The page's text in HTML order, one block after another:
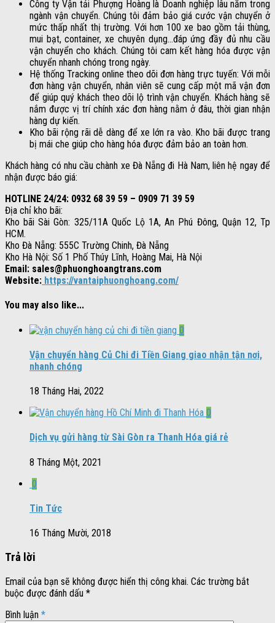
Công ty Vận tải Phượng Hoàng là Doanh nghiệp lâu năm trong
ngành vận chuyển. Chúng tôi đảm bảo giá cước vận chuyển ở
mức thấp nhất thị trường. Với hơn 100 xe bao gồm tải thùng,
mui bạt, container, xe chuyên dụng…đáp ứng đầy đủ nhu cầu
vận chuyển cho khách. Chúng tôi cam kết hàng hóa được vận
chuyển nhanh chóng trong ngày.
Hệ thống Tracking online theo dõi đơn hàng trực tuyến: Với mỗi
đơn hàng vận chuyển, nhân viên sẽ cung cấp một mã vận đơn
để giúp quý khách theo dõi lộ trình vận chuyển. Khách hàng sẽ
nắm được vị trí chính xác đơn hàng nằm ở đâu, thời gian nhận
hàng dự kiến.
Kho bãi rộng rãi dễ dàng để xe lớn ra vào. Kho bãi được trang
bị mái che giúp cho hàng hóa được đảm bảo an toàn hơn.
Khách hàng có nhu cầu chành xe Đà Nẵng đi Hà Nam, liên hệ ngay để
nhận được báo giá:
HOTLINE 24/24: 0932 68 39 59 – 0909 71 39 59
Địa chỉ kho bãi:
Kho bãi Sài Gòn: 325/11A Quốc Lộ 1A, An Phú Đông, Quận 12, Tp
HCM.
Kho Đà Nẵng: 555C Trường Chinh, Đà Nẵng
Kho Hà Nội: Số 1 Phố Thúy Lĩnh, Hoàng Mai, Hà Nội
Email: sales@phuonghoangtrans.com
Website: https://vantaiphuonghoang.com/
You may also like...
0
Vận chuyển hàng Củ Chi đi Tiền Giang giao nhận tận nơi,
nhanh chóng
18 Tháng Hai, 2022
0
Dịch vụ gửi hàng từ Sài Gòn ra Thanh Hóa giá rẻ
8 Tháng Một, 2021
0
Tin Tức
16 Tháng Mười, 2018
Trả lời
Email của bạn sẽ không được hiển thị công khai. Các trường bắt
buộc được đánh dấu *
Bình luận *